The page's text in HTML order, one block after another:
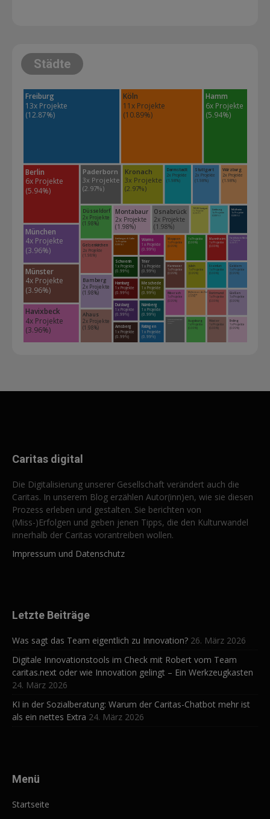
Städte
Freiburg
13x Projekte
(12.87%)
Köln
11x Projekte
(10.89%)
Hamm
6x Projekte
(5.94%)
Berlin
6x Projekte
(5.94%)
München
4x Projekte
(3.96%)
Münster
4x Projekte
(3.96%)
Havixbeck
4x Projekte
(3.96%)
Paderborn
3x Projekte
(2.97%)
Kronach
3x Projekte
(2.97%)
Darmstadt
2x Projekte
(1.98%)
Stuttgart
2x Projekte
(1.98%)
Würzburg
2x Projekte
(1.98%)
Düsseldorf
2x Projekte
(1.98%)
Gelsenkirchen
2x Projekte
(1.98%)
Bamberg
2x Projekte
(1.98%)
Ahaus
2x Projekte
(1.98%)
Montabaur
2x Projekte
(1.98%)
Osnabrück
2x Projekte
(1.98%)
70188 Stuttgart
1x Projekte
Limburg
1x Projekte
(0.99%)
Mülheim
1x Projekte
(0.99%)
Limburg a. d. Lahn
1x Projekte
(0.99%)
Schwerin
1x Projekte
(0.99%)
Hamburg
1x Projekte
(0.99%)
Duisburg
1x Projekte
(0.99%)
Arnsberg
1x Projekte
(0.99%)
Worms
1x Projekte
(0.99%)
Trier
1x Projekte
(0.99%)
Meschede
1x Projekte
(0.99%)
Nürnberg
1x Projekte
(0.99%)
Ratingen
1x Projekte
(0.99%)
Meppen
1x Projekte
(0.99%)
1x Projekte
(0.99%)
Mannheim
1x Projekte
(0.99%)
Frankfurt am Main
1x Projekte
(0.99%)
Hannover
1x Projekte
(0.99%)
Biberach
1x Projekte
(0.99%)
Garmisch-Partenkirchen
Jülich
1x Projekte
(0.99%)
Steinfurt
1x Projekte
(0.99%)
Geldern
1x Projekte
(0.99%)
Mülheim an der Ruhr
1x Projekte
Augsburg
1x Projekte
(0.99%)
Dortmund
1x Projekte
(0.99%)
Gießen
1x Projekte
(0.99%)
Höxter
1x Projekte
(0.99%)
Erding
1x Projekte
(0.99%)
Caritas digital
Die Digitalisierung unserer Gesellschaft verändert auch die
Caritas. In unserem Blog erzählen Autor(inn)en, wie sie diesen
Prozess erleben und gestalten. Sie berichten von
(Miss-)Erfolgen und geben jenen Tipps, die den Kulturwandel
innerhalb der Caritas vorantreiben wollen.
Impressum und Datenschutz
Letzte Beiträge
Was sagt das Team eigentlich zu Innovation? 26. März 2026
Digitale Innovationstools im Check mit Robert vom Team
caritas.next oder wie Innovation gelingt – Ein Werkzeugkasten
24. März 2026
KI in der Sozialberatung: Warum der Caritas-Chatbot mehr ist
als ein nettes Extra 24. März 2026
Menü
Startseite